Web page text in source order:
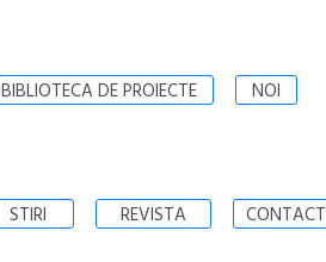
BIBLIOTECA DE PROIECTE NOI
STIRI REVISTA CONTACT